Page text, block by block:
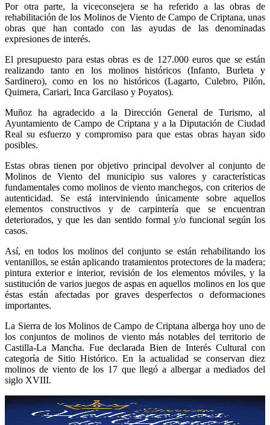
Por otra parte, la viceconsejera se ha referido a las obras de
rehabilitación de los Molinos de Viento de Campo de Criptana, unas
obras que han contado con las ayudas de las denominadas
expresiones de interés.
El presupuesto para estas obras es de 127.000 euros que se están
realizando tanto en los molinos históricos (Infanto, Burleta y
Sardinero), como en los no históricos (Lagarto, Culebro, Pilón,
Quimera, Cariari, Inca Garcilaso y Poyatos).
Muñoz ha agradecido a la Dirección General de Turismo, al
Ayuntamiento de Campo de Criptana y a la Diputación de Ciudad
Real su esfuerzo y compromiso para que estas obras hayan sido
posibles.
Estas obras tienen por objetivo principal devolver al conjunto de
Molinos de Viento del municipio sus valores y características
fundamentales como molinos de viento manchegos, con criterios de
autenticidad. Se está interviniendo únicamente sobre aquellos
elementos constructivos y de carpintería que se encuentran
deteriorados, y que les dan sentido formal y/o funcional según los
casos.
Así, en todos los molinos del conjunto se están rehabilitando los
ventanillos, se están aplicando tratamientos protectores de la madera;
pintura exterior e interior, revisión de los elementos móviles, y la
sustitución de varios juegos de aspas en aquellos molinos en los que
éstas están afectadas por graves desperfectos o deformaciones
importantes.
La Sierra de los Molinos de Campo de Criptana alberga hoy uno de
los conjuntos de molinos de viento más notables del territorio de
Castilla-La Mancha. Fue declarada Bien de Interés Cultural con
categoría de Sitio Histórico. En la actualidad se conservan diez
molinos de viento de los 17 que llegó a albergar a mediados del
siglo XVIII.